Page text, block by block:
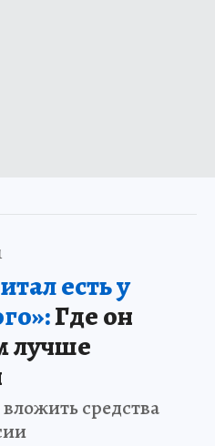
есть у
Где он
лучше
средства